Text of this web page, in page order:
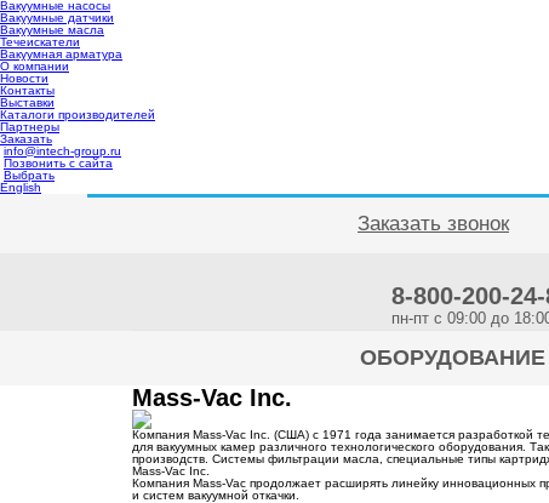
Вакуумные насосы
Вакуумные датчики
Вакуумные масла
Течеискатели
Вакуумная арматура
О компании
Новости
Контакты
Выставки
Каталоги производителей
Партнеры
Заказать
info@intech-group.ru
Позвонить с сайта
Выбрать
English
Заказать звонок
8-800-200-
пн-пт c 09:00 до
ОБОРУДОВАНИЕ
Mass-Vac Inc.
Компания Mass-Vac Inc. (США) с 1971 года занимается разработкой
для вакуумных камер различного технологического оборудования.
производств. Системы фильтрации масла, специальные типы
Mass-Vac Inc.
Компания Mass-Vac продолжает расширять линейку инновационных
и систем вакуумной откачки.